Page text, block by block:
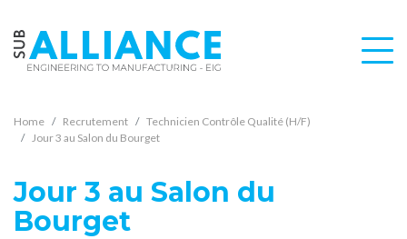
Home Recrutement
Technicien Contrôle Qualité (H/F)
Jour 3 au Salon du Bourget
Jour 3 au Salon du
Bourget